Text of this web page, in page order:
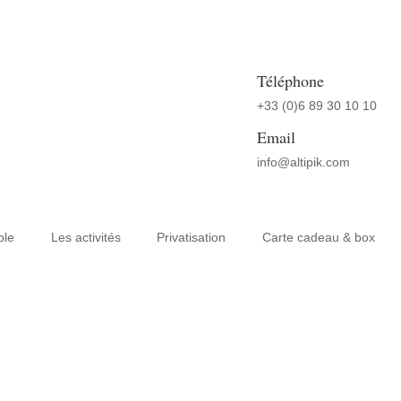
Téléphone
+33 (0)6 89 30 10 10
Email
info@altipik.com
Les activités Privatisation Carte cadeau & box